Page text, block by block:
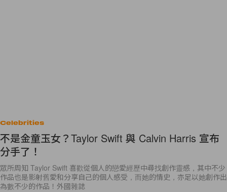
Celebrities
不是金童玉女？Taylor Swift 與 Calvin Harris 宣布
分手了！
眾所周知 Taylor Swift 喜歡從個人的戀愛經歷中尋找創作靈感，其中不少
作品也是影射舊愛和分享自己的個人感受，而她的情史，亦足以她創作出
為數不少的作品！外國雜誌